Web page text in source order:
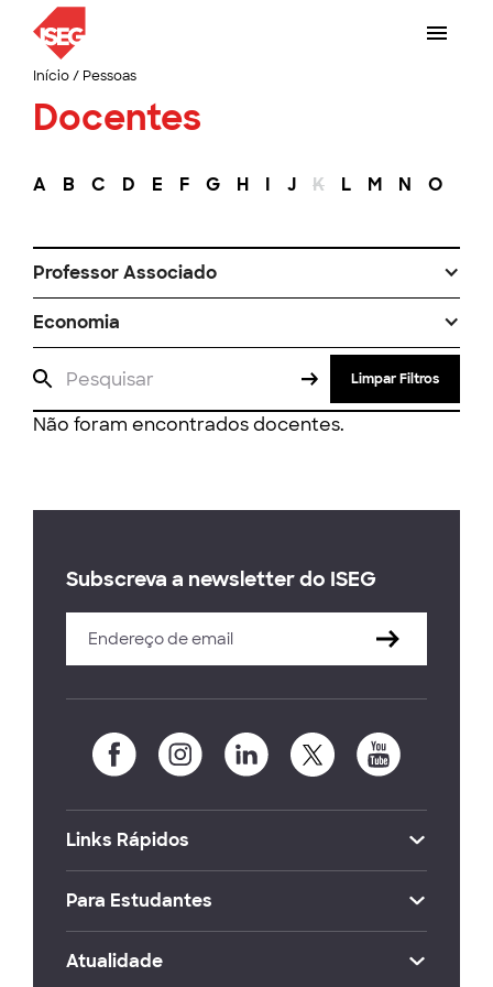
Início/ Pessoas
Docentes
A B C D E F G H I J K L M N O
Professor Associado
Economia
Limpar Filtros
Não foram encontrados docentes.
Subscreva a newsletter do ISEG
Links Rápidos
Para Estudantes
Atualidade